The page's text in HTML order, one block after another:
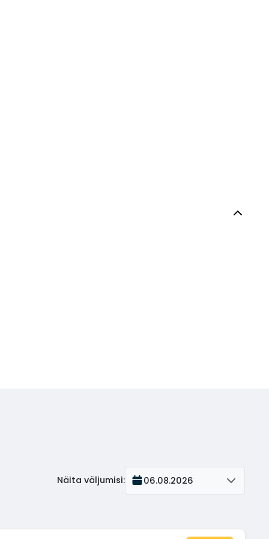
Näita väljumisi: 06.08.2026